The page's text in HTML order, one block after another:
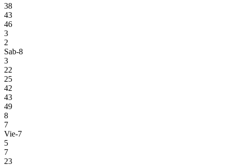
38
43
46
3
2
Sab-8
3
22
25
42
43
49
8
7
Vie-7
5
7
23